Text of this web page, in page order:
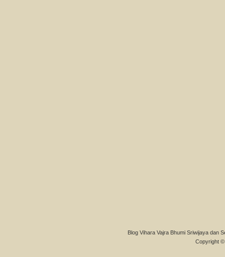
Blog Vihara Vajra Bhumi Sriwijaya dan
Copyright ©